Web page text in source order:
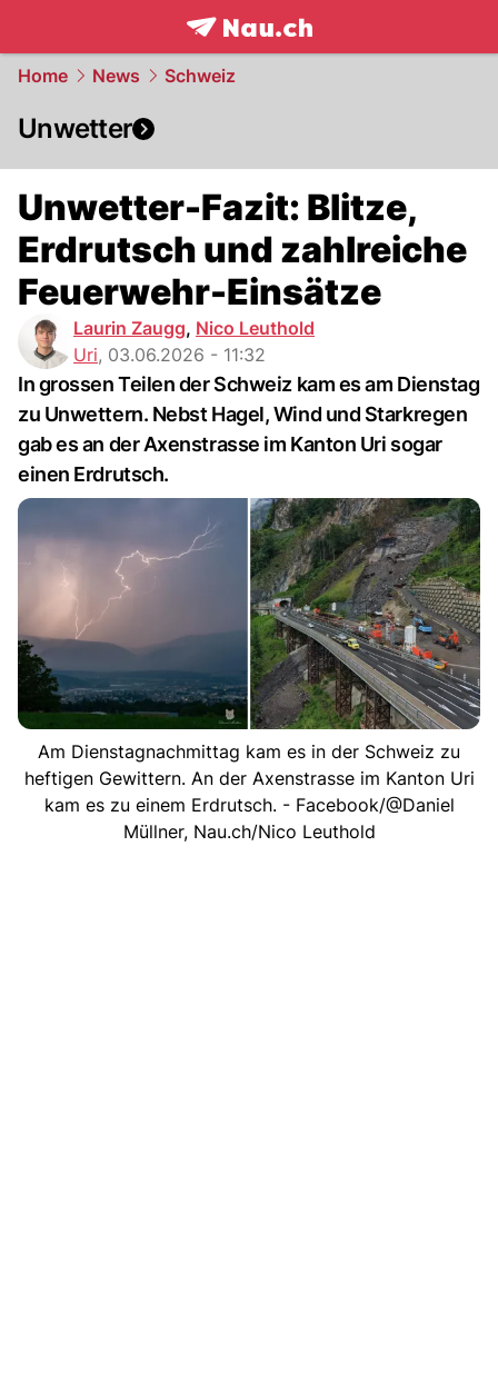
frontpage.NAU.ch
Home News Schweiz
Unwetter
Unwetter-Fazit: Blitze,
Erdrutsch und zahlreiche
Feuerwehr-Einsätze
Laurin Zaugg, Nico Leuthold
Uri, 03.06.2026 - 11:32
In grossen Teilen der Schweiz kam es am Dienstag
zu Unwettern. Nebst Hagel, Wind und Starkregen
gab es an der Axenstrasse im Kanton Uri sogar
einen Erdrutsch.
Am Dienstagnachmittag kam es in der Schweiz zu
heftigen Gewittern. An der Axenstrasse im Kanton Uri
kam es zu einem Erdrutsch. - Facebook/@Daniel
Müllner, Nau.ch/Nico Leuthold